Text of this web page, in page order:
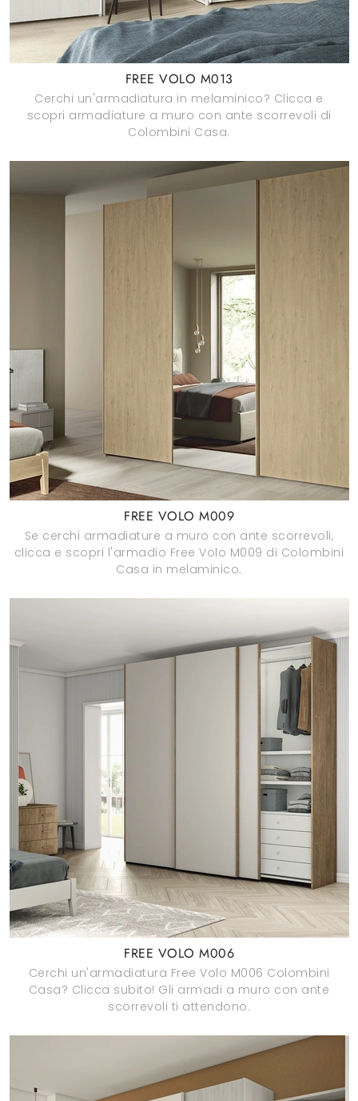
FREE VOLO M013
Cerchi un'armadiatura in melaminico? Clicca e
scopri armadiature a muro con ante scorrevoli di
Colombini Casa.
FREE VOLO M009
Se cerchi armadiature a muro con ante scorrevoli,
clicca e scopri l'armadio Free Volo M009 di Colombini
Casa in melaminico.
FREE VOLO M006
Cerchi un'armadiatura Free Volo M006 Colombini
Casa? Clicca subito! Gli armadi a muro con ante
scorrevoli ti attendono.